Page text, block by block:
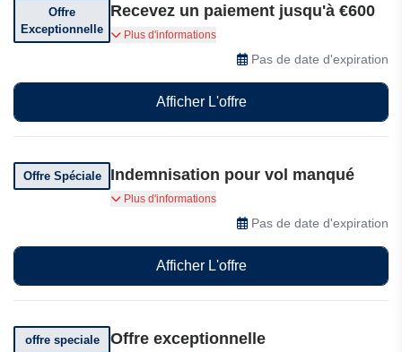
Offre
Exceptionnelle
Recevez un paiement jusqu'à €600
Votre vol a été retardé, annulé ou surbooké ?
Recevez une indemnisation pouvant aller
Plus d'informations
Pas de date d'expiration
Afficher L'offre
Offre Spéciale Indemnisation pour vol manqué
Vous pouvez demander une indemnisation pour
un vol si vous manquez un vol de
correspondance et remplissez ces conditions :
Plus d'informations
Pas de date d'expiration
Afficher L'offre
offre speciale Offre exceptionnelle